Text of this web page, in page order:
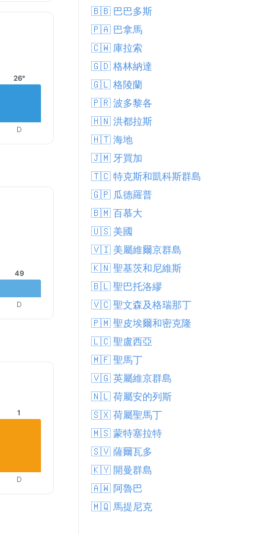
26°
D
49
D
1
D
🇧🇧 巴巴多斯
🇵🇦 巴拿馬
🇨🇼 庫拉索
🇬🇩 格林納達
🇬🇱 格陵蘭
🇵🇷 波多黎各
🇭🇳 洪都拉斯
🇭🇹 海地
🇯🇲 牙買加
🇹🇨 特克斯和凱科斯群島
🇬🇵 瓜德羅普
🇧🇲 百慕大
🇺🇸 美國
🇻🇮 美屬維爾京群島
🇰🇳 聖基茨和尼維斯
🇧🇱 聖巴托洛繆
🇻🇨 聖文森及格瑞那丁
🇵🇲 聖皮埃爾和密克隆
🇱🇨 聖盧西亞
🇲🇫 聖馬丁
🇻🇬 英屬維京群島
🇳🇱 荷屬安的列斯
🇸🇽 荷屬聖馬丁
🇲🇸 蒙特塞拉特
🇸🇻 薩爾瓦多
🇰🇾 開曼群島
🇦🇼 阿魯巴
🇲🇶 馬提尼克